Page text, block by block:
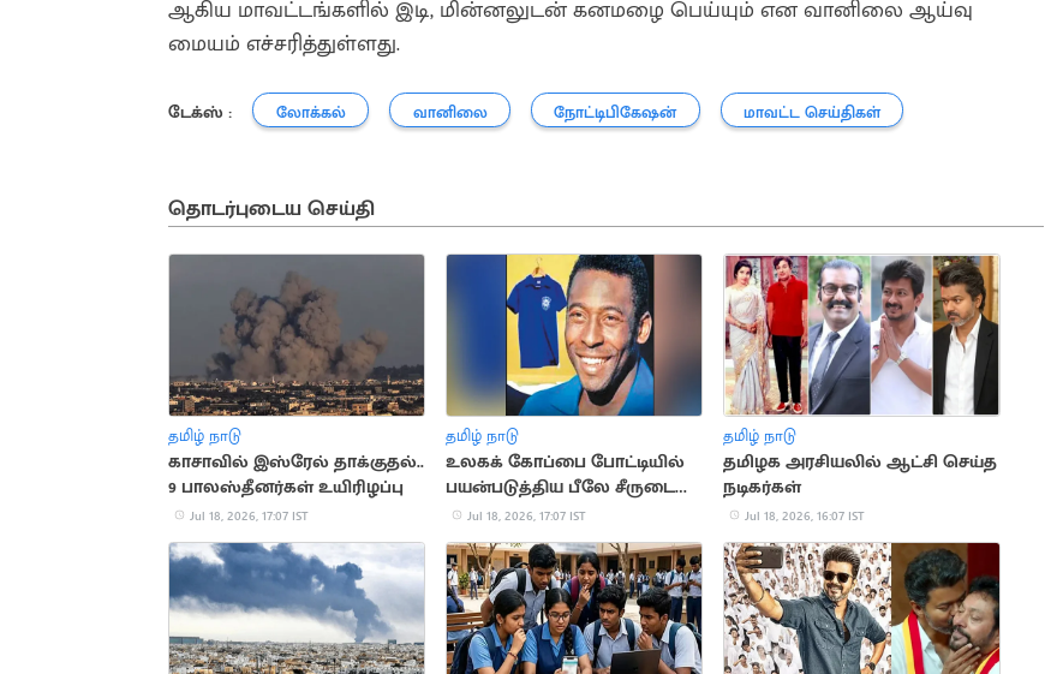
ஆகிய மாவட்டங்களில் இடி, மின்னலுடன் கனமழை பெய்யும் என வானிலை ஆய்வு
மையம் எச்சரித்துள்ளது.
டேக்ஸ் : லோக்கல் வானிலை நோட்டிபிகேஷன் மாவட்ட செய்திகள்
தொடர்புடைய செய்தி
தமிழ் நாடு
காசாவில் இஸ்ரேல் தாக்குதல்..
9 பாலஸ்தீனர்கள் உயிரிழப்பு
Jul 18, 2026, 17:07 IST
தமிழ் நாடு
உலகக் கோப்பை போட்டியில்
பயன்படுத்திய பீலே சீருடை
ரூ.47 கோடிக்கு ஏலம்
Jul 18, 2026, 17:07 IST
தமிழ் நாடு
தமிழக அரசியலில் ஆட்சி செய்த
நடிகர்கள்
Jul 18, 2026, 16:07 IST